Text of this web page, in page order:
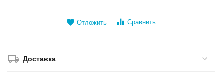
Отложить Сравнить
Доставка